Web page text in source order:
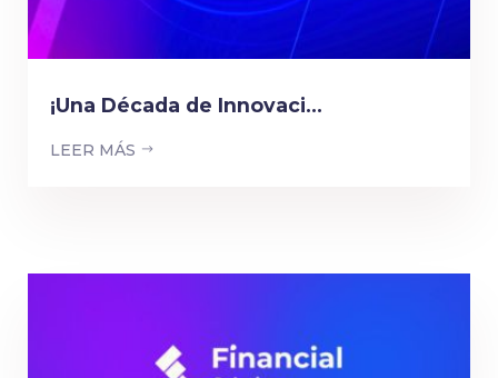
¡Una Década de Innovaci...
LEER MÁS